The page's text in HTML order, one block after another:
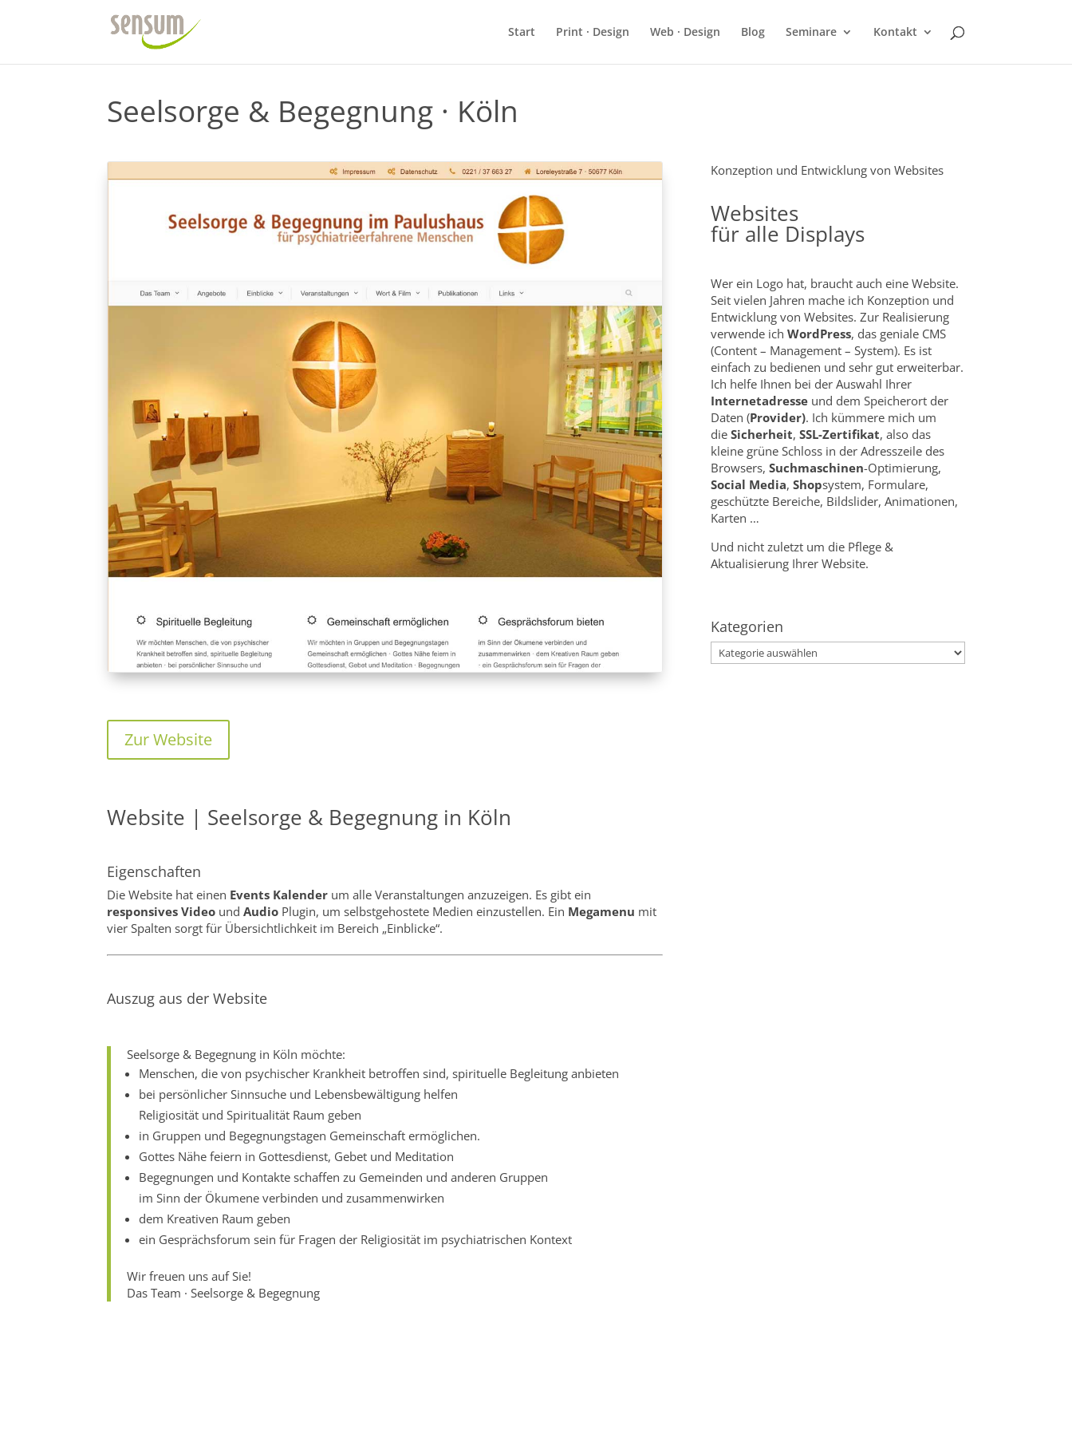
Start Print · Design Web · Design Blog Seminare Kontakt
Seelsorge & Begegnung · Köln
Zur Website
Website | Seelsorge & Begegnung in Köln
Eigenschaften
Die Website hat einen Events Kalender um alle Veranstaltungen anzuzeigen. Es gibt ein
responsives Video undAudio Plugin, um selbstgehostete Medien einzustellen. Ein Megamenu mit
vier Spalten sorgt für Übersichtlichkeit im Bereich „Einblicke“.
Auszug aus der Website
Seelsorge & Begegnung in Köln möchte:
Menschen, die von psychischer Krankheit betroffen sind, spirituelle Begleitung anbieten
bei persönlicher Sinnsuche und Lebensbewältigung helfen
Religiosität und Spiritualität Raum geben
in Gruppen und Begegnungstagen Gemeinschaft ermöglichen.
Gottes Nähe feiern in Gottesdienst, Gebet und Meditation
Begegnungen und Kontakte schaffen zu Gemeinden und anderen Gruppen
im Sinn der Ökumene verbinden und zusammenwirken
dem Kreativen Raum geben
ein Gesprächsforum sein für Fragen der Religiosität im psychiatrischen Kontext
Wir freuen uns auf Sie!
Das Team · Seelsorge & Begegnung
Konzeption und Entwicklung von Websites
Websites
für alle Displays
Wer ein Logo hat, braucht auch eine Website.
Seit vielen Jahren mache ich Konzeption und
Entwicklung von Websites. Zur Realisierung
verwende ich WordPress, das geniale CMS
(Content – Management – System). Es ist
einfach zu bedienen und sehr gut erweiterbar.
Ich helfe Ihnen bei der Auswahl Ihrer
Internetadresseund dem Speicherort der
Daten (Provider). Ich kümmere mich um
die Sicherheit, SSL-Zertifikat, also das
kleine grüne Schloss in der Adresszeile des
Browsers, Suchmaschinen-Optimierung,
Social Media, Shopsystem, Formulare,
geschützte Bereiche, Bildslider, Animationen,
Karten …
Und nicht zuletzt um die Pflege &
Aktualisierung Ihrer Website.
Kategorien
Kategorien